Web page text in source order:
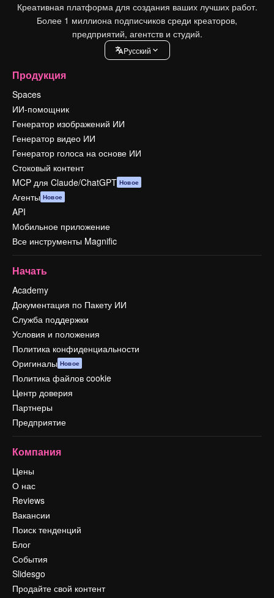
Креативная платформа для создания ваших лучших работ.
Более 1 миллиона подписчиков среди креаторов,
предприятий, агентств и студий.
Pусский
Продукция
Spaces
ИИ-помощник
Генератор изображений ИИ
Генератор видео ИИ
Генератор голоса на основе ИИ
Стоковый контент
MCP для Claude/ChatGPT Новое
Агенты Новое
API
Мобильное приложение
Все инструменты Magnific
Начать
Academy
Документация по Пакету ИИ
Служба поддержки
Условия и положения
Политика конфиденциальности
Оригиналы Новое
Политика файлов cookie
Центр доверия
Партнеры
Предприятие
Компания
Цены
О нас
Reviews
Вакансии
Поиск тенденций
Блог
События
Slidesgo
Продайте свой контент